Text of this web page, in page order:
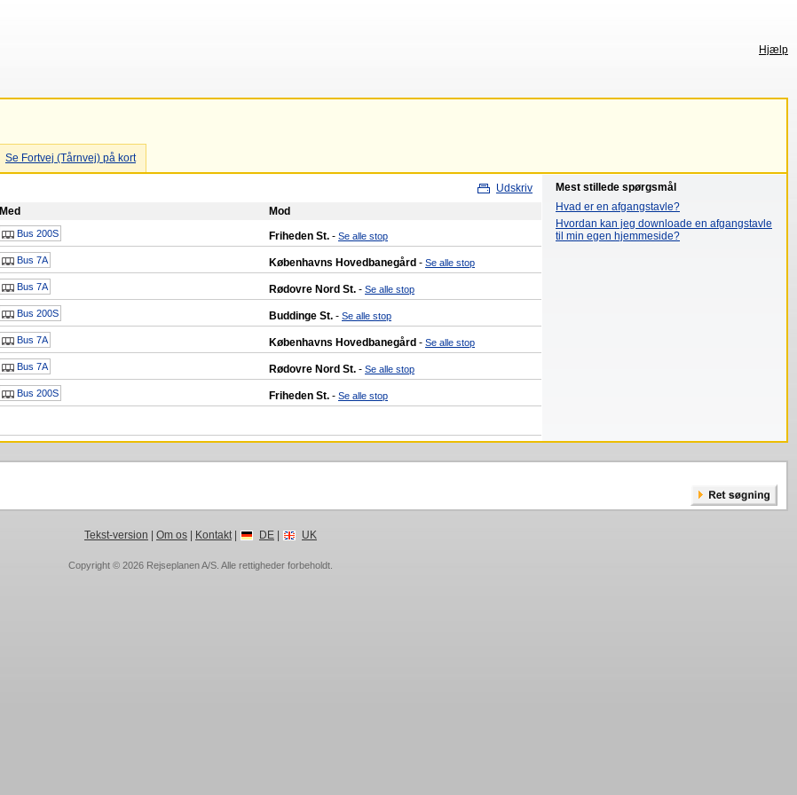
Hjælp
Se Fortvej (Tårnvej) på kort
Udskriv
Med
Mod
Bus 200S Friheden St. - Se alle stop
Bus 7A Københavns Hovedbanegård - Se alle stop
Bus 7A Rødovre Nord St. - Se alle stop
Bus 200S Buddinge St. - Se alle stop
Bus 7A Københavns Hovedbanegård - Se alle stop
Bus 7A Rødovre Nord St. - Se alle stop
Bus 200S Friheden St. - Se alle stop
Mest stillede spørgsmål
Hvad er en afgangstavle?
Hvordan kan jeg downloade en afgangstavle
til min egen hjemmeside?
Tekst-version Om os| Kontakt| DE| UK
Copyright © 2026 Rejseplanen A/S . Alle rettigheder forbeholdt.